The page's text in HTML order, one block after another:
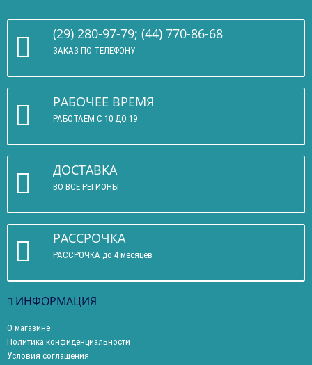
(29) 280-97-79; (44) 770-86-68
ЗАКАЗ ПО ТЕЛЕФОНУ
РАБОЧЕЕ ВРЕМЯ
РАБОТАЕМ С 10 ДО 19
ДОСТАВКА
ВО ВСЕ РЕГИОНЫ
РАССРОЧКА
РАССРОЧКА до 4 месяцев
ИНФОРМАЦИЯ
О магазине
Политика конфиденциальности
Условия соглашения